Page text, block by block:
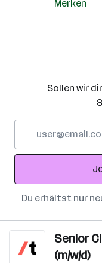
Merken
Sollen wir
Adresse
Du erhältst nur
Senior
(m/w/d)